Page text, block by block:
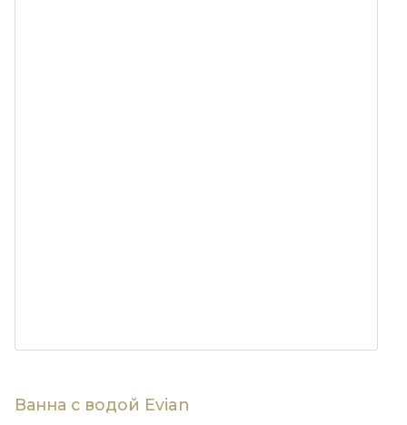
Ванна с водой Evian